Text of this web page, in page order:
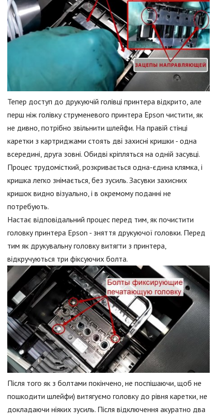
Тепер доступ до друкуючій голівці принтера відкрито, але
перш ніж голівку струменевого принтера Epson чистити, як
не дивно, потрібно звільнити шлейфи. На правій стінці
каретки з картриджами стоять дві захисні кришки - одна
всередині, друга зовні. Обидві кріпляться на одній засувці.
Процес трудомісткий, розкривається одна-єдина клямка, і
кришка легко знімається, без зусиль. Засувки захисних
кришок видно візуально, і в окремому поданні не
потребують.
Настає відповідальний процес перед тим, як почистити
головку принтера Epson - зняття друкуючої головки. Перед
тим як друкувальну головку витягти з принтера,
відкручуються три фіксуючих болта.
Після того як з болтами покінчено, не поспішаючи, щоб не
пошкодити шлейфи) витягуємо головку до рівня каретки, не
докладаючи ніяких зусиль. Після відключення акуратно два